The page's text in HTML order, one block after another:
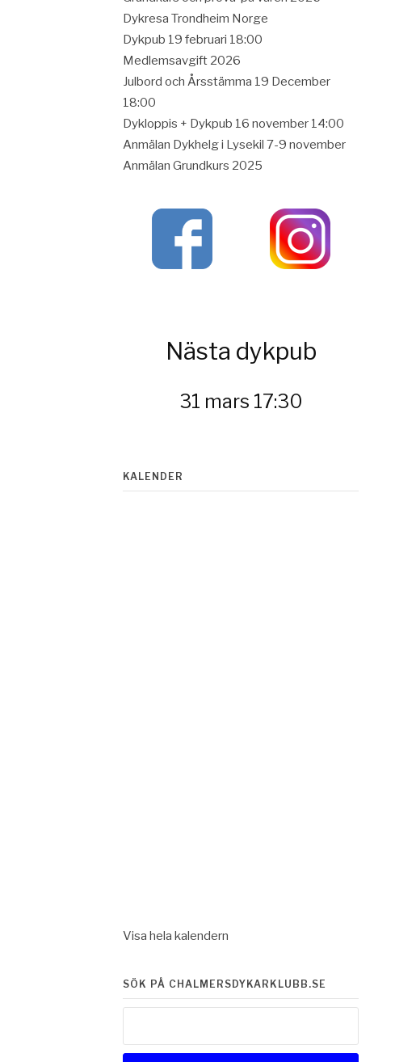
Dykresa Trondheim Norge
Dykpub 19 februari 18:00
Medlemsavgift 2026
Julbord och Årsstämma 19 December
18:00
Dykloppis + Dykpub 16 november 14:00
Anmälan Dykhelg i Lysekil 7-9 november
Anmälan Grundkurs 2025
Nästa dykpub
31 mars 17:30
KALENDER
Visa hela kalendern
SÖK PÅ CHALMERSDYKARKLUBB.SE